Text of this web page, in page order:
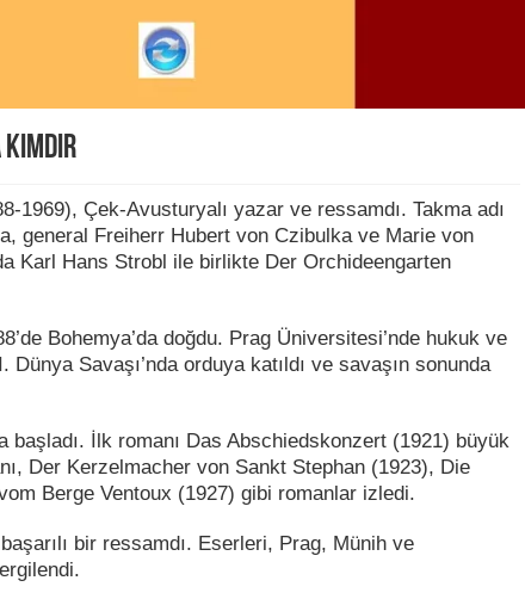
1969), Çek-Avusturyalı yazar ve ressamdı. Takma adı
general Freiherr Hubert von Czibulka ve Marie von
Karl Hans Strobl ile birlikte Der Orchideengarten
Bohemya’da doğdu. Prag Üniversitesi’nde hukuk ve
Dünya Savaşı’nda orduya katıldı ve savaşın sonunda
başladı. İlk romanı Das Abschiedskonzert (1921) büyük
Der Kerzelmacher von Sankt Stephan (1923), Die
Berge Ventoux (1927) gibi romanlar izledi.
bir ressamdı. Eserleri, Prag, Münih ve